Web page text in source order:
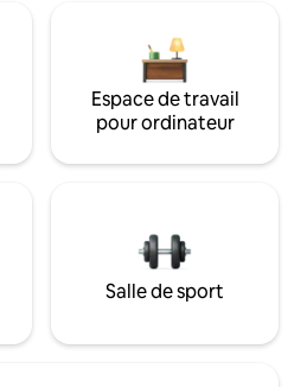
Espace de travail
pour ordinateur
Salle de sport